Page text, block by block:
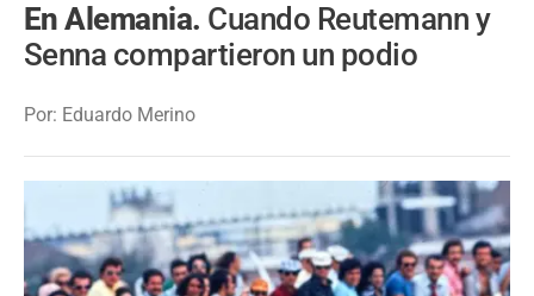
En Alemania. Cuando Reutemann y
Senna compartieron un podio
Por: Eduardo Merino